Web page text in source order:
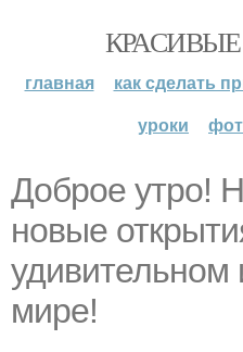
главная как сделать
уроки
Доброе утро!
новые
удивительном
мире!